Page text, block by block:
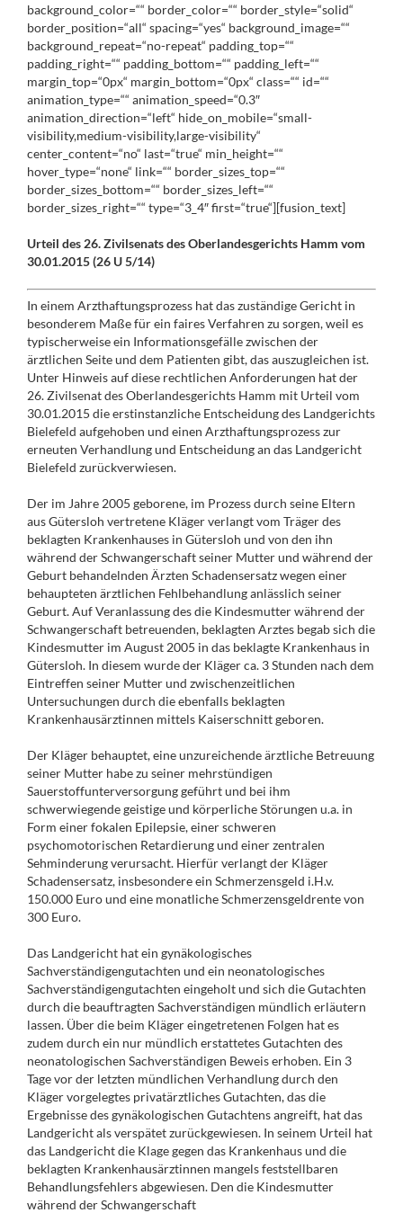
background_color=““ border_color=““ border_style=“solid“
border_position=“all“ spacing=“yes“ background_image=““
background_repeat=“no-repeat“ padding_top=““
padding_right=““ padding_bottom=““ padding_left=““
margin_top=“0px“ margin_bottom=“0px“ class=““ id=““
animation_type=““ animation_speed=“0.3″
animation_direction=“left“ hide_on_mobile=“small-
visibility,medium-visibility,large-visibility“
center_content=“no“ last=“true“ min_height=““
hover_type=“none“ link=““ border_sizes_top=““
border_sizes_bottom=““ border_sizes_left=““
border_sizes_right=““ type=“3_4″ first=“true“][fusion_text]
Urteil des 26. Zivilsenats des Oberlandesgerichts Hamm vom
30.01.2015 (26 U 5/14)
In einem Arzthaftungsprozess hat das zuständige Gericht in
besonderem Maße für ein faires Verfahren zu sorgen, weil es
typischerweise ein Informationsgefälle zwischen der
ärztlichen Seite und dem Patienten gibt, das auszugleichen ist.
Unter Hinweis auf diese rechtlichen Anforderungen hat der
26. Zivilsenat des Oberlandesgerichts Hamm mit Urteil vom
30.01.2015 die erstinstanzliche Entscheidung des Landgerichts
Bielefeld aufgehoben und einen Arzthaftungsprozess zur
erneuten Verhandlung und Entscheidung an das Landgericht
Bielefeld zurückverwiesen.
Der im Jahre 2005 geborene, im Prozess durch seine Eltern
aus Gütersloh vertretene Kläger verlangt vom Träger des
beklagten Krankenhauses in Gütersloh und von den ihn
während der Schwangerschaft seiner Mutter und während der
Geburt behandelnden Ärzten Schadensersatz wegen einer
behaupteten ärztlichen Fehlbehandlung anlässlich seiner
Geburt. Auf Veranlassung des die Kindesmutter während der
Schwangerschaft betreuenden, beklagten Arztes begab sich die
Kindesmutter im August 2005 in das beklagte Krankenhaus in
Gütersloh. In diesem wurde der Kläger ca. 3 Stunden nach dem
Eintreffen seiner Mutter und zwischenzeitlichen
Untersuchungen durch die ebenfalls beklagten
Krankenhausärztinnen mittels Kaiserschnitt geboren.
Der Kläger behauptet, eine unzureichende ärztliche Betreuung
seiner Mutter habe zu seiner mehrstündigen
Sauerstoffunterversorgung geführt und bei ihm
schwerwiegende geistige und körperliche Störungen u.a. in
Form einer fokalen Epilepsie, einer schweren
psychomotorischen Retardierung und einer zentralen
Sehminderung verursacht. Hierfür verlangt der Kläger
Schadensersatz, insbesondere ein Schmerzensgeld i.H.v.
150.000 Euro und eine monatliche Schmerzensgeldrente von
300 Euro.
Das Landgericht hat ein gynäkologisches
Sachverständigengutachten und ein neonatologisches
Sachverständigengutachten eingeholt und sich die Gutachten
durch die beauftragten Sachverständigen mündlich erläutern
lassen. Über die beim Kläger eingetretenen Folgen hat es
zudem durch ein nur mündlich erstattetes Gutachten des
neonatologischen Sachverständigen Beweis erhoben. Ein 3
Tage vor der letzten mündlichen Verhandlung durch den
Kläger vorgelegtes privatärztliches Gutachten, das die
Ergebnisse des gynäkologischen Gutachtens angreift, hat das
Landgericht als verspätet zurückgewiesen. In seinem Urteil hat
das Landgericht die Klage gegen das Krankenhaus und die
beklagten Krankenhausärztinnen mangels feststellbaren
Behandlungsfehlers abgewiesen. Den die Kindesmutter
während der Schwangerschaft